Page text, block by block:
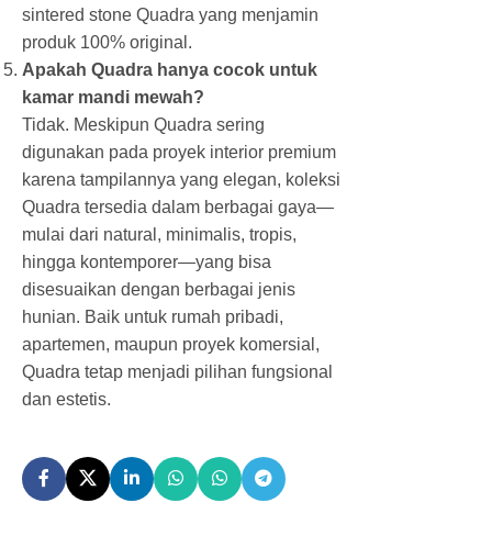
sintered stone Quadra yang menjamin
produk 100% original.
Apakah Quadra hanya cocok untuk
kamar mandi mewah?
Tidak. Meskipun Quadra sering
digunakan pada proyek interior premium
karena tampilannya yang elegan, koleksi
Quadra tersedia dalam berbagai gaya—
mulai dari natural, minimalis, tropis,
hingga kontemporer—yang bisa
disesuaikan dengan berbagai jenis
hunian. Baik untuk rumah pribadi,
apartemen, maupun proyek komersial,
Quadra tetap menjadi pilihan fungsional
dan estetis.